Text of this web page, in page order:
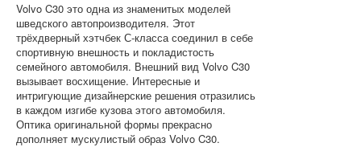
Volvo C30 это одна из знаменитых моделей
шведского автопроизводителя. Этот
трёхдверный хэтчбек С-класса соединил в себе
спортивную внешность и покладистость
семейного автомобиля. Внешний вид Volvo C30
вызывает восхищение. Интересные и
интригующие дизайнерские решения отразились
в каждом изгибе кузова этого автомобиля.
Оптика оригинальной формы прекрасно
дополняет мускулистый образ Volvo C30.